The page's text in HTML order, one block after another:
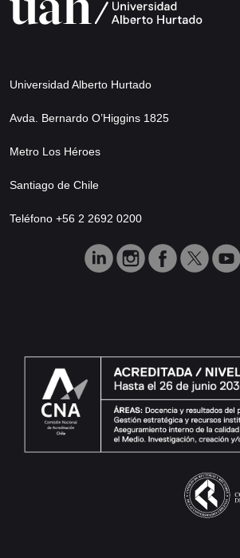
Universidad Alberto Hurtado
Avda. Bernardo O’Higgins 1825
Metro Los Héroes
Santiago de Chile
Teléfono +56 2 2692 0200